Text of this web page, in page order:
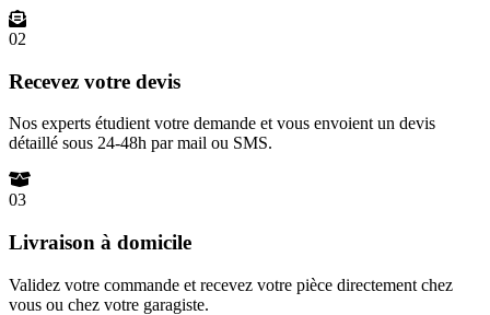
02
Recevez votre devis
Nos experts étudient votre demande et vous envoient un devis
détaillé sous 24-48h par mail ou SMS.
03
Livraison à domicile
Validez votre commande et recevez votre pièce directement chez
vous ou chez votre garagiste.